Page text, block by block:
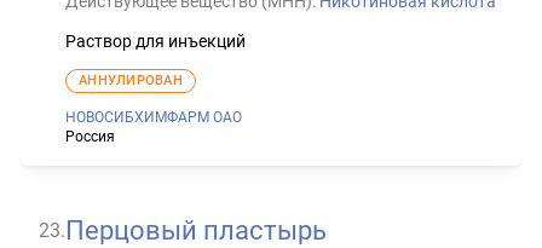
Раствор для инъекций
НОВОСИБХИМФАРМ ОАО
Россия
АННУЛИРОВАН
23.Перцовый пластырь